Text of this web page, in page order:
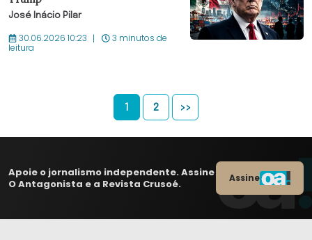
José Inácio Pilar
30.06.2026 10:23 3 minutos de
leitura
1 2 >>
Apoie o jornalismo independente. Assine
O Antagonista e a Revista Crusoé.
Assine